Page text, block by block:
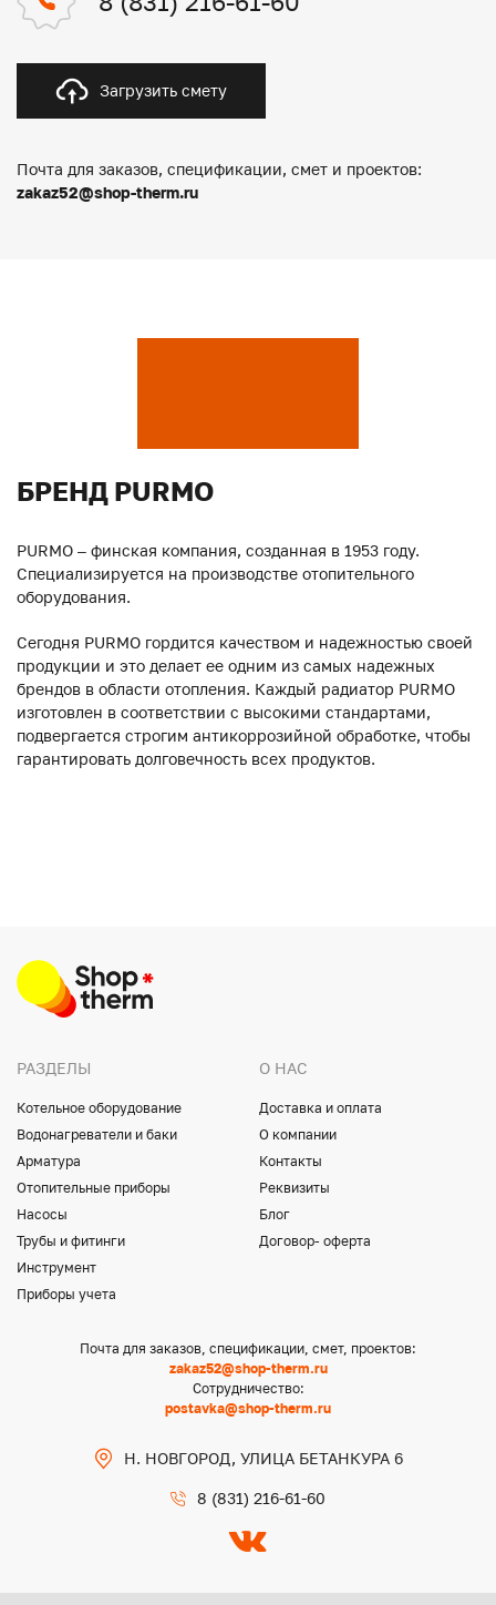
Загрузить смету
Почта для заказов, спецификации, смет и проектов:
zakaz52@shop-therm.ru
БРЕНД PURMO
PURMO – финская компания, созданная в 1953 году.
Специализируется на производстве отопительного
оборудования.
Сегодня PURMO гордится качеством и надежностью своей
продукции и это делает ее одним из самых надежных
брендов в области отопления. Каждый радиатор PURMO
изготовлен в соответствии с высокими стандартами,
подвергается строгим антикоррозийной обработке, чтобы
гарантировать долговечность всех продуктов.
РАЗДЕЛЫ
Котельное оборудование
Водонагреватели и баки
Арматура
Отопительные приборы
Насосы
Трубы и фитинги
Инструмент
Приборы учета
О НАС
Доставка и оплата
О компании
Контакты
Реквизиты
Блог
Договор- оферта
Почта для заказов, спецификации, смет, проектов:
zakaz52@shop-therm.ru
Сотрудничество:
postavka@shop-therm.ru
Н. НОВГОРОД, УЛИЦА БЕТАНКУРА 6
8 (831) 216-61-60